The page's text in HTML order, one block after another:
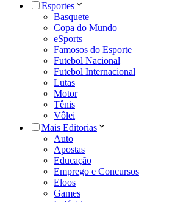
Esportes
Basquete
Copa do Mundo
eSports
Famosos do Esporte
Futebol Nacional
Futebol Internacional
Lutas
Motor
Tênis
Vôlei
Mais Editorias
Auto
Apostas
Educação
Emprego e Concursos
Eloos
Games